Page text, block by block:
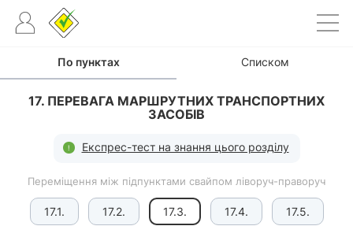
По пунктах Списком
17. ПЕРЕВАГА МАРШРУТНИХ ТРАНСПОРТНИХ
ЗАСОБІВ
Експрес-тест на знання цього розділу
Переміщення між підпунктами свайпом ліворуч-праворуч
17.1. 17.2. 17.3. 17.4. 17.5.